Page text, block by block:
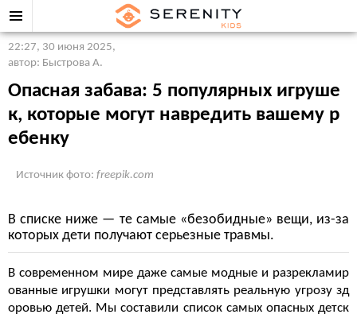
22:27, 30 июня 2025,
автор: Быстрова А.
Опасная забава: 5 популярных игруше
к, которые могут навредить вашему р
ебенку
Источник фото: freepik.com
В списке ниже — те самые «безобидные» вещи, из-за
которых дети получают серьезные травмы.
В современном мире даже самые модные и разрекламир
ованные игрушки могут представлять реальную угрозу зд
оровью детей. Мы составили список самых опасных детск